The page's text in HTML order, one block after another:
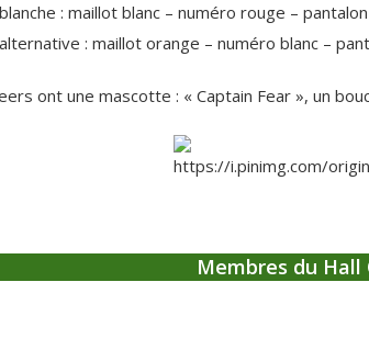
: maillot blanc – numéro rouge –
: maillot orange – numéro blanc –
ont une mascotte : « Captain Fear », un
Membres du Hall